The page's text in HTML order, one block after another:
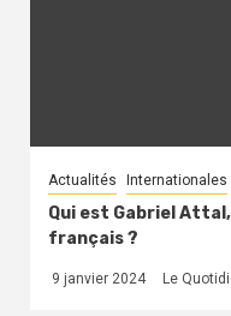
Actualités Internationales
Qui est Gabriel
français ?
9 janvier 2024 Le